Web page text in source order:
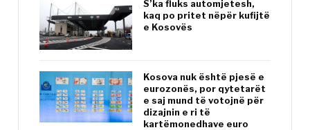
S’ka fluks automjetesh,
kaq po pritet nëpër kufijtë
e Kosovës
Kosova nuk është pjesë e
eurozonës, por qytetarët
e saj mund të votojnë për
dizajnin e ri të
kartëmonedhave euro